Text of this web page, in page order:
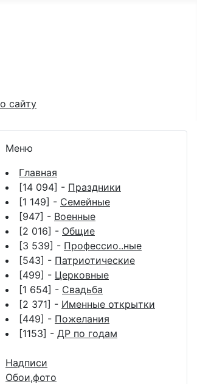
Меню
Главная
[14 094] - Праздники
[1 149] - Семейные
[947] - Военные
[2 016] - Общие
[3 539] - Профессио..ные
[543] - Патриотические
[499] - Церковные
[1 654] - Свадьба
[2 371] - Именные открытки
[449] - Пожелания
[1153] - ДР по годам
Надписи
Обои,фото